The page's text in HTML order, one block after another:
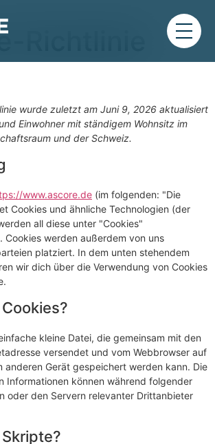
Richtlinie
wurde zuletzt am Juni 9, 2026 aktualisiert
Einwohner mit ständigem Wohnsitz im
und der Schweiz.
www.ascore.de (im folgenden: "Die
Cookies und ähnliche Technologien (der
all diese unter "Cookies"
Cookies werden außerdem von uns
platziert. In dem unten stehendem
wir dich über die Verwendung von Cookies
kleine Datei, die gemeinsam mit den
versendet und vom Webbrowser auf
anderen Gerät gespeichert werden kann. Die
Informationen können während folgender
oder den Servern relevanter Drittanbieter